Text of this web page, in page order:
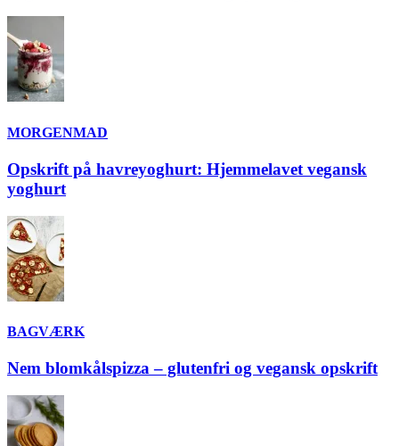
MORGENMAD
Opskrift på havreyoghurt: Hjemmelavet vegansk
yoghurt
BAGVÆRK
Nem blomkålspizza – glutenfri og vegansk opskrift